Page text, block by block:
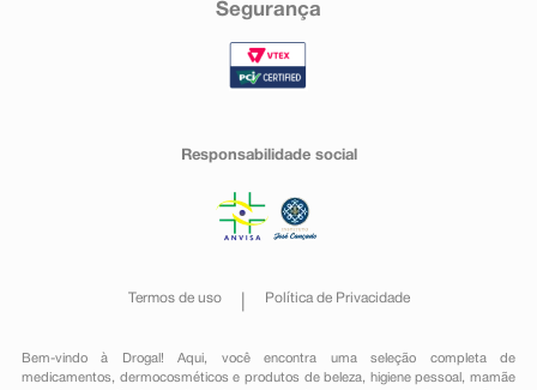
Segurança
Responsabilidade social
Termos de uso Política de Privacidade
Bem-vindo à Drogal! Aqui, você encontra uma seleção completa de
medicamentos , dermocosméticos e produtos de beleza, higiene pessoal ,mamãe